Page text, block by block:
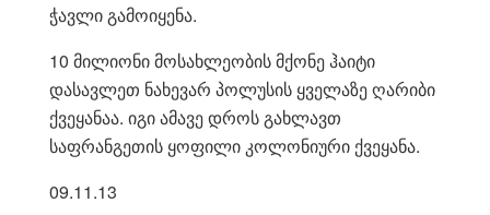
ჭავლი გამოიყენა.
10 მილიონი მოსახლეობის მქონე ჰაიტი
დასავლეთ ნახევარ პოლუსის ყველაზე ღარიბი
ქვეყანაა. იგი ამავე დროს გახლავთ
საფრანგეთის ყოფილი კოლონიური ქვეყანა.
09.11.13